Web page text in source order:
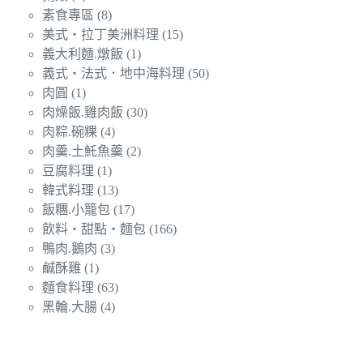
素食專區 (8)
美式‧拉丁美洲料理 (15)
義大利麵.燉飯 (1)
義式‧法式．地中海料理 (50)
肉圓 (1)
肉燥飯.雞肉飯 (30)
肉粽.碗粿 (4)
肉羹.土魠魚羹 (2)
豆腐料理 (1)
韓式料理 (13)
飯糰.小籠包 (17)
飲料‧甜點‧麵包 (166)
鴨肉.鵝肉 (3)
鹹酥雞 (1)
麵食料理 (63)
黑輪.大腸 (4)